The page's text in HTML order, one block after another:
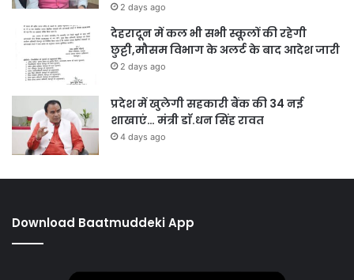
2 days ago
देहरादून में कल भी सभी स्कूलों की रहेगी
छुट्टी,मौसम विभाग के अलर्ट के बाद आदेश जारी
2 days ago
प्रदेश में खुलेगी सहकारी बैंक की 34 नई
शाखाएं… मंत्री डाॅ.धन सिंह रावत
4 days ago
Download Baatmuddeki App